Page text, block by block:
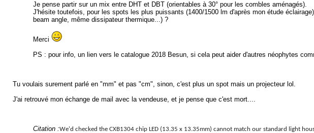
Je pense partir sur un mix entre DHT et DBT (orientables à 30° pour les combles aménagés).
J'hésite toutefois, pour les spots les plus puissants (1400/1500 lm d'après mon étude
beam angle, même dissipateur thermique...) ?
Merci
PS : pour info, un lien vers le catalogue 2018 Besun, si cela peut aider d'autres néophytes
Tu voulais surement parlé en "mm" et pas "cm", sinon, c'est plus un spot mais un projecteur lol.
J'ai retrouvé mon échange de mail avec la vendeuse, et je pense que c'est mort....
Citation :We'd checked the CXB1304 chip LED (13.35 x 13.35mm) cannot match our standard light